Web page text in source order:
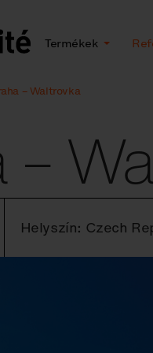
Termékek
– Waltrovka
–
Helyszín: Czech